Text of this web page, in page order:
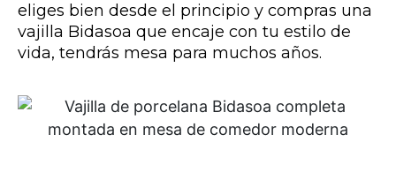
eliges bien desde el principio y compras una
vajilla Bidasoa que encaje con tu estilo de
vida, tendrás mesa para muchos años.